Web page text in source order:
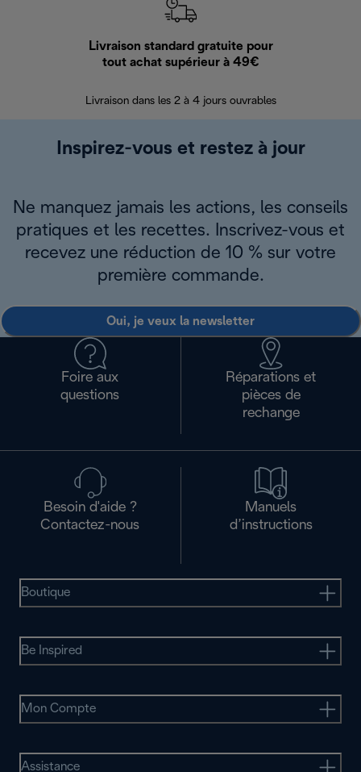
Livraison standard gratuite pour
tout achat supérieur à 49€
Livraison dans les 2 à 4 jours ouvrables
Inspirez-vous et restez à jour
Ne manquez jamais les actions, les conseils
pratiques et les recettes. Inscrivez-vous et
recevez une réduction de 10 % sur votre
première commande.
Oui, je veux la newsletter
Foire aux
questions
Réparations et
pièces de
rechange
Besoin d'aide ?
Contactez-nous
Manuels
d’instructions
Boutique
Be Inspired
Mon Compte
Assistance